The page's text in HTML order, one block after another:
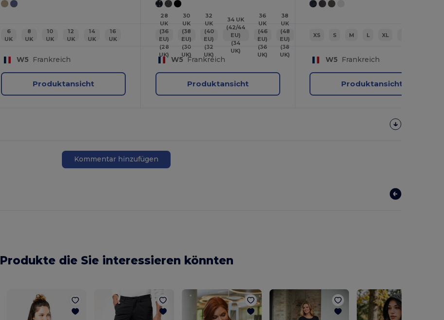
6
UK
8
UK
10
UK
12
UK
14
UK
16
UK
W5 Frankreich
Produktansicht
28
UK
(36
EU)
(28
UK)
30
UK
(38
EU)
(30
UK)
32
UK
(40
EU)
(32
UK)
34 UK
(42/44
EU)
(34
UK)
36
UK
(46
EU)
(36
UK)
38
UK
(48
EU)
(38
UK)
W5Frankreich
Produktansicht
XS S M L XL
W5 Frankreich
Produktansicht
Kommentar hinzufügen
Produkte die Sie interessieren könnten